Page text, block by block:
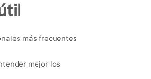
más frecuentes
mejor los